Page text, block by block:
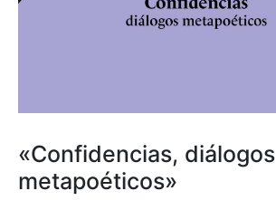
«Confidencias, diálogos
metapoéticos»